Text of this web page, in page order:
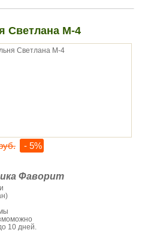
Светлана М-4
- 5%
Фаворит
10 дней.